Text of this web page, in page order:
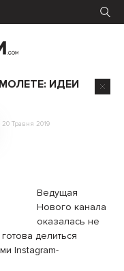
ИДЕИ
20 Травня 2019
Ведущая
Нового канала
оказалась не
делиться
Instagram-